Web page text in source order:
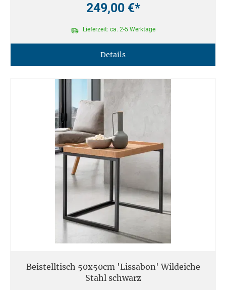
249,00 €*
Lieferzeit: ca. 2-5 Werktage
Details
Beistelltisch 50x50cm 'Lissabon' Wildeiche
Stahl schwarz